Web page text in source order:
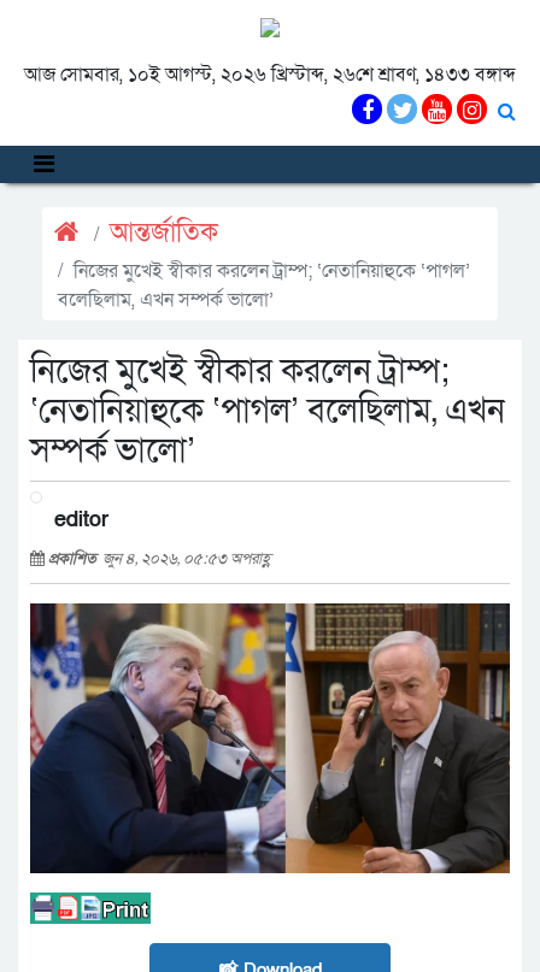
আজ সোমবার, ১০ই আগস্ট, ২০২৬ খ্রিস্টাব্দ, ২৬শে শ্রাবণ, ১৪৩৩ বঙ্গাব্দ
আন্তর্জাতিক
নিজের মুখেই স্বীকার করলেন ট্রাম্প; ‘নেতানিয়াহুকে ‘পাগল’
বলেছিলাম, এখন সম্পর্ক ভালো’
নিজের মুখেই স্বীকার করলেন ট্রাম্প;
‘নেতানিয়াহুকে ‘পাগল’ বলেছিলাম, এখন
সম্পর্ক ভালো’
editor
প্রকাশিত জুন ৪, ২০২৬, ০৫:৫৩ অপরাহ্ণ